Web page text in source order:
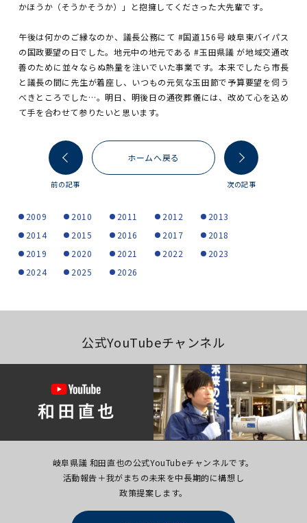
かほうか（そうかそうか）」と抱擁してくださった大先輩です。
午後は何かのご縁なのか、議長公務にて #国道156号 岐阜東バイパス
の国政要望の日でした。地元中の地元である#玉田県議 が地域交通改
善のために並々ならぬ熱量を注いでいた事業です。本来でしたら市長
と議長の間に先生が着座し、いつもの元気な玉田節で予算要望を伺う
べきところでした…。明日、明後日の通夜葬儀には、改めて心を込め
て手を合わせて参りたいと思います。
前の記事
ホームへ戻る
次の記事
2009 2010 2011 2012
2013
2014
2015 2016 2017
2018
2019
2020 2021 2022
2023
2024
2025 2026
公式YouTubeチャンネル
岐阜県議 和田直也の公式YouTubeチャンネルです。
活動報告＋我がまちの未来を中長期的に構想し
政策提案します。